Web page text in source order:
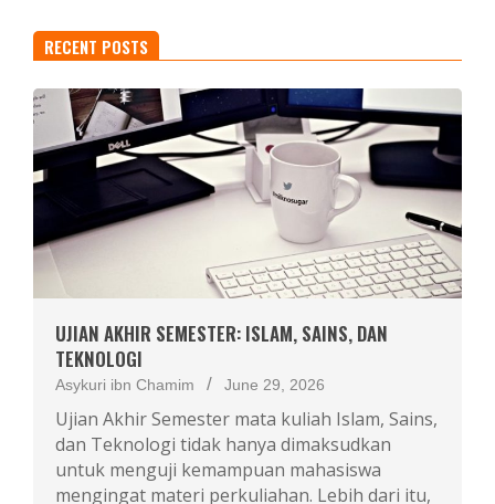
RECENT POSTS
UJIAN AKHIR SEMESTER: ISLAM, SAINS, DAN
TEKNOLOGI
Asykuri ibn Chamim June 29, 2026
Ujian Akhir Semester mata kuliah Islam, Sains,
dan Teknologi tidak hanya dimaksudkan
untuk menguji kemampuan mahasiswa
mengingat materi perkuliahan. Lebih dari itu,